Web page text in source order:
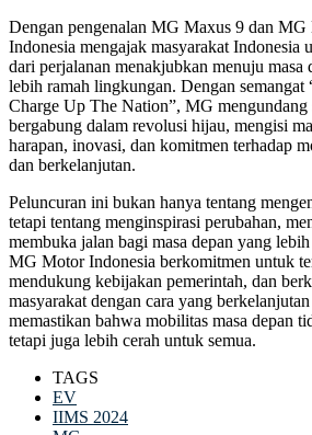
Dengan pengenalan MG Maxus 9 dan
Indonesia mengajak masyarakat Indonesia
dari perjalanan menakjubkan menuju masa
lebih ramah lingkungan. Dengan semangat
Charge Up The Nation”, MG mengundang
bergabung dalam revolusi hijau, mengisi
harapan, inovasi, dan komitmen terhadap
dan berkelanjutan.
Peluncuran ini bukan hanya tentang
tetapi tentang menginspirasi perubahan,
membuka jalan bagi masa depan yang
MG Motor Indonesia berkomitmen untuk
mendukung kebijakan pemerintah, dan
masyarakat dengan cara yang
memastikan bahwa mobilitas masa depan
tetapi juga lebih cerah untuk semua.
TAGS
EV
IIMS 2024